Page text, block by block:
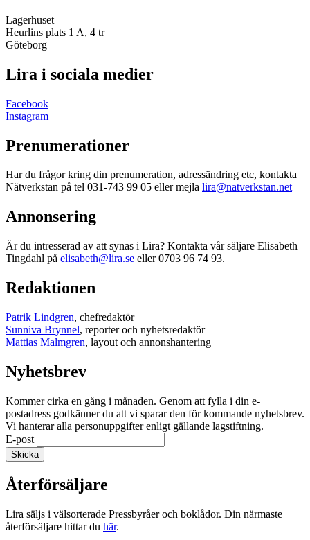
Lagerhuset
Heurlins plats 1 A, 4 tr
Göteborg
Lira i sociala medier
Facebook
Instagram
Prenumerationer
Har du frågor kring din prenumeration, adressändring etc, kontakta
Nätverkstan på tel 031-743 99 05 eller mejla lira@natverkstan.net
Annonsering
Är du intresserad av att synas i Lira? Kontakta vår säljare Elisabeth
Tingdahl på elisabeth@lira.se eller 0703 96 74 93.
Redaktionen
Patrik Lindgren, chefredaktör
Sunniva Brynnel, reporter och nyhetsredaktör
Mattias Malmgren, layout och annonshantering
Nyhetsbrev
Kommer cirka en gång i månaden. Genom att fylla i din e-
postadress godkänner du att vi sparar den för kommande nyhetsbrev.
Vi hanterar alla personuppgifter enligt gällande lagstiftning.
E-post
Återförsäljare
Lira säljs i välsorterade Pressbyråer och boklådor. Din närmaste
återförsäljare hittar du här.